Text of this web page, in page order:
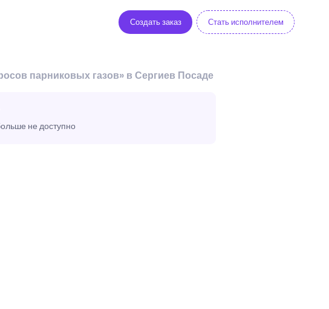
Создать заказ Стать исполнителем
парниковых газов» в Сергиев Посаде
не доступно